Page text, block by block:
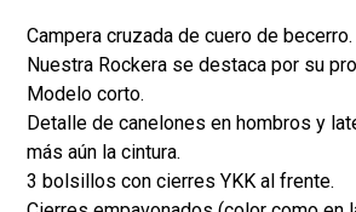
Campera cruzada de cuero de becerro.
Nuestra Rockera se destaca por su
Modelo corto.
Detalle de canelones en hombros y
más aún la cintura.
3 bolsillos con cierres YKK al frente.